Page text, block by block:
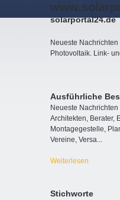
solarportal24.de
Neueste
Photovoltaik. Link-
Ausführliche
Neueste
Architekten, Berater,
Montagegestelle,
Vereine, Versa...
Weiterlesen
Stichworte